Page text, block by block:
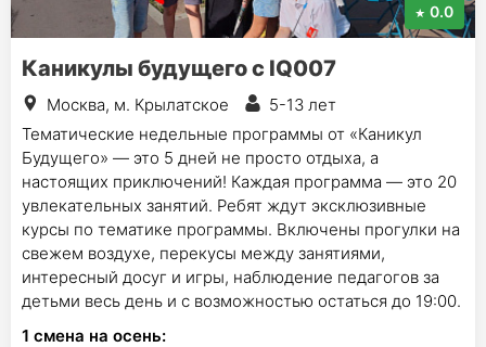
0.0
Каникулы будущего с IQ007
Москва, м. Крылатское
5-13 лет
Тематические недельные программы от «Каникул
Будущего» — это 5 дней не просто отдыха, а
настоящих приключений! Каждая программа — это 20
увлекательных занятий. Ребят ждут эксклюзивные
курсы по тематике программы. Включены прогулки на
свежем воздухе, перекусы между занятиями,
интересный досуг и игры, наблюдение педагогов за
детьми весь день и с возможностью остаться до 19:00.
1 смена на осень: